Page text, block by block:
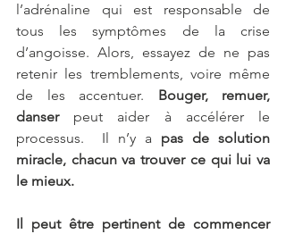
l’adrénaline qui est responsable de
tous les symptômes de la crise
d’angoisse. Alors, essayez de ne pas
retenir les tremblements, voire même
de les accentuer. Bouger, remuer,
danser peut aider à accélérer le
processus.
Il n’y a pas de solution
miracle, chacun va trouver ce qui lui va
le mieux.
Il peut être pertinent de commencer